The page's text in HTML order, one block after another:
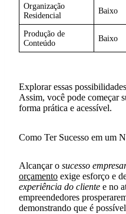
Organização
Residencial
Baixo
Produção de
Conteúdo
Baixo
Explorar essas
Assim, você pode começar
forma prática e acessível.
Como Ter Sucesso em um
Alcançar o sucesso
orçamento exige esforço e
experiência do cliente e no
empreendedores
demonstrando que é